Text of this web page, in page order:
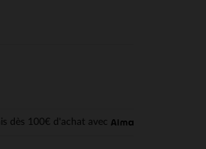
dès 100€ d'achat avec